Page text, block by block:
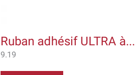
Ruban adhésif ULTRA à...
9.19
produit